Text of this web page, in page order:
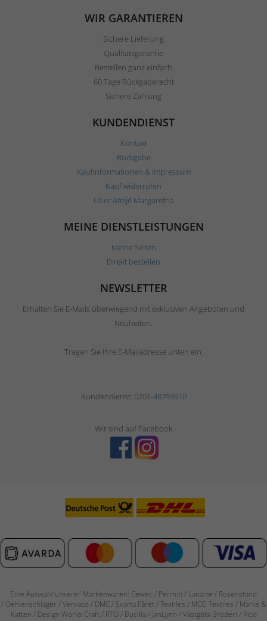
WIR GARANTIEREN
Sichere Lieferung
Qualitätsgarantie
Bestellen ganz einfach
60 Tage Rückgaberecht
Sichere Zahlung
KUNDENDIENST
Kontakt
Rückgabe
Kaufinformationen & Impressum
Kauf widerrufen
Über Ateljé Margaretha
MEINE DIENSTLEISTUNGEN
Meine Seiten
Direkt bestellen
NEWSLETTER
Erhalten Sie E-Mails überwiegend mit exklusiven Angeboten und
Neuheiten.
Tragen Sie Ihre E-Mailadresse unten ein.
Kundendienst: 0201-48793510
Wir sind auf Facebook
Eine Auswahl unserer Markenwaren: Cewec / Permin / Lanarte / Rosenstand
/ Oehlenschläger / Vervaco / DMC / Svarta Fåret / Textiles / MCG Textiles / Marks &
Katten / Design Works Craft / RTO / Bucilla / JanLynn / Västgöta Broderi / Rico